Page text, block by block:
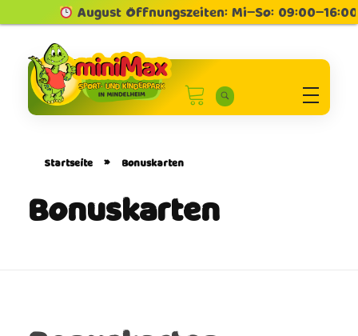
August Öffnungszeiten: Mi–So: 09:00–16:00
Minimax Sport und Kinderpark in Mindelheim
Sport und Kinderpark
Startseite » Bonuskarten
Bonuskarten